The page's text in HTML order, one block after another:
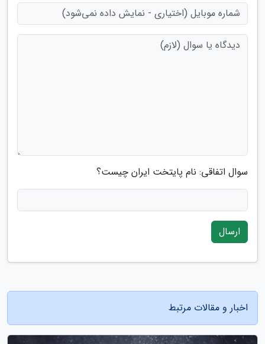
سوال اتفاقی: نام پایتخت ایران چیست؟
ارسال
اخبار و مقالات مرتبط